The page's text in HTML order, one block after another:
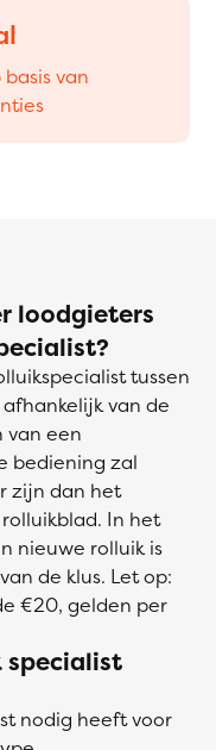
van
loodgieters
tussen
van de
van een
bediening zal
zijn dan het
In het
nieuwe rolluik is
de klus. Let op:
€20, gelden per
specialist
nodig heeft voor